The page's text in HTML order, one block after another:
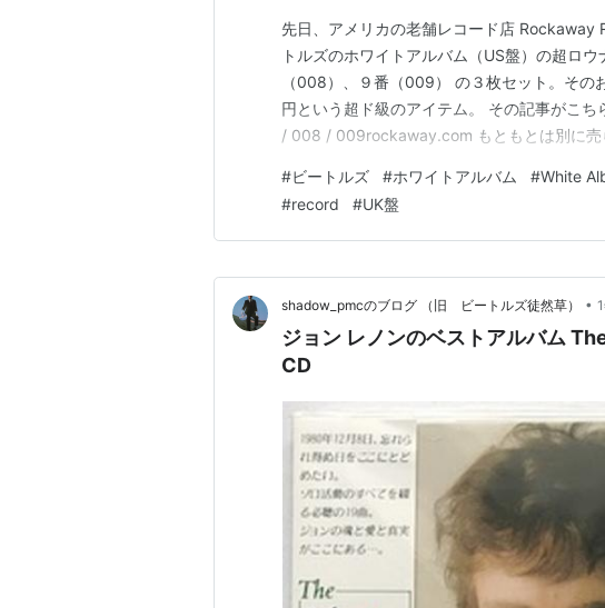
先日、アメリカの老舗レコード店 Rockaway
トルズのホワイトアルバム（US盤）の超ロ
（008）、９番（009） の３枚セット。そ
円という超ド級のアイテム。 その記事がこ
/ 008 / 009rockaway.com もともとは別に売
盤ホワイトアルバムの通しナンバーは…
#ビートルズ #ホワイトアルバム #White
#record #UK盤
shadow_pmcのブログ （旧 ビートルズ徒然草） •
ジョン レノンのベストアルバム
CD